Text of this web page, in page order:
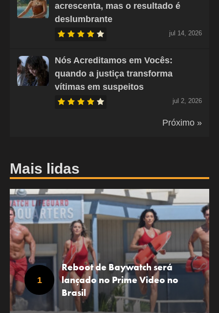
acrescenta, mas o resultado é
deslumbrante
jul 14, 2026
Nós Acreditamos em Vocês:
quando a justiça transforma
vítimas em suspeitos
jul 2, 2026
Próximo »
Mais lidas
Reboot de Baywatch será
lançado no Prime Video no
Brasil